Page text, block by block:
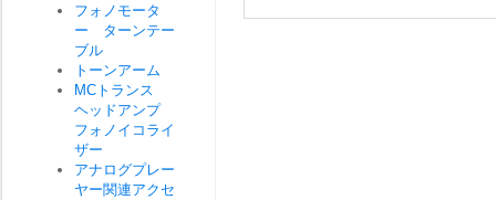
フォノモータ
ー ターンテー
ブル
トーンアーム
MCトランス
ヘッドアンプ
フォノイコライ
ザー
アナログプレー
ヤー関連アクセ